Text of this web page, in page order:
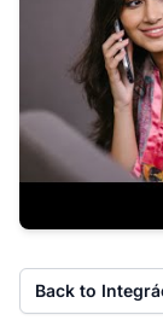
Back to